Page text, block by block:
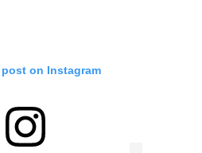
on Instagram